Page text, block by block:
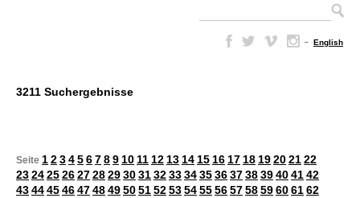
– English
3211 Suchergebnisse
Seite 123456789 10 11 12 13 14 15 16 17 18 19202122
2324252627282930313233343536373839404142
4344454647484950515253545556575859606162